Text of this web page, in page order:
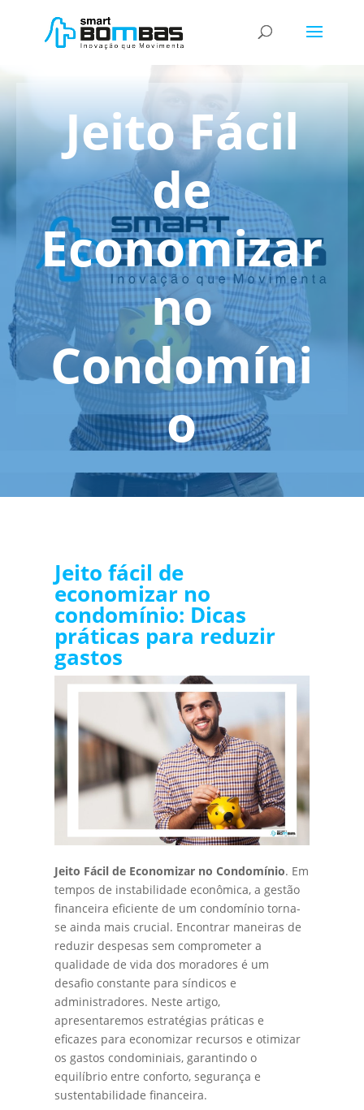
Jeito Fácil
de
Economizar
no
Condomíni
o
Jeito fácil de
economizar no
condomínio: Dicas
práticas para reduzir
gastos
Jeito Fácil de Economizar no Condomínio. Em
tempos de instabilidade econômica, a gestão
financeira eficiente de um condomínio torna-
se ainda mais crucial. Encontrar maneiras de
reduzir despesas sem comprometer a
qualidade de vida dos moradores é um
desafio constante para síndicos e
administradores. Neste artigo,
apresentaremos estratégias práticas e
eficazes para economizar recursos e otimizar
os gastos condominiais, garantindo o
equilíbrio entre conforto, segurança e
sustentabilidade financeira.